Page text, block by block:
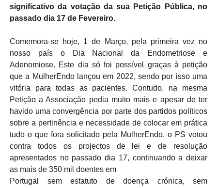
significativo da votação da sua Petição Pública, no
passado dia 17 de Fevereiro.
Comemora-se hoje, 1 de Março, pela primeira vez no
nosso país o Dia Nacional da Endometriose e
Adenomiose. Este dia só foi possível graças à petição
que a MulherEndo lançou em 2022, sendo por isso uma
vitória para todas as pacientes. Contudo, na mesma
Petição a Associação pedia muito mais e apesar de ter
havido uma convergência por parte dos partidos políticos
sobre a pertinência e necessidade de colocar em prática
tudo o que fora solicitado pela MulherEndo, o PS votou
contra todos os projectos de lei e de resolução
apresentados no passado dia 17, continuando a deixar
as mais de 350 mil doentes em
Portugal sem estatuto de doença crónica, sem